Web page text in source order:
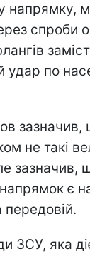
напрямку,
спроби
удар по
зазначив,
не такі
зазначив,
є
ЗСУ, яка